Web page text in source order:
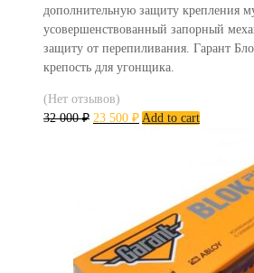
дополнительную защиту крепления
усовершенствованный запорный
защиту от перепиливания. Гарант
крепость для угонщика.
(Нет отзывов)
32 000₽ 23 500 ₽ Add to cart